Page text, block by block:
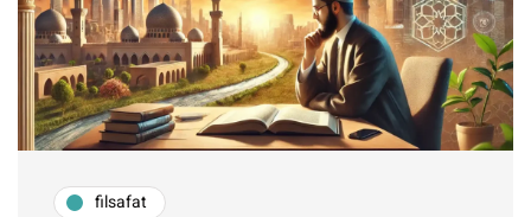
filsafat